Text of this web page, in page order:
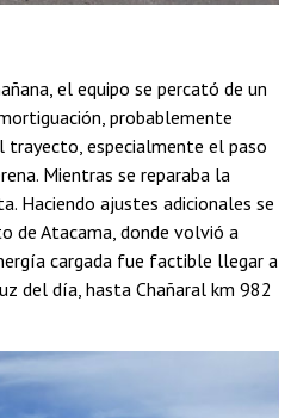
el equipo se percató de un
probablemente
especialmente el paso
Mientras se reparaba la
Haciendo ajustes adicionales se
de Atacama, donde volvió a
cargada fue factible llegar a
del día, hasta Chañaral km 982